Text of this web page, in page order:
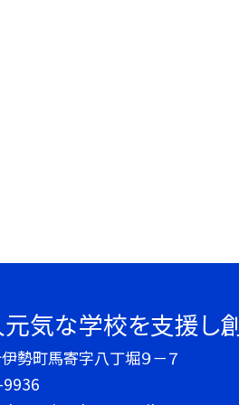
元気な学校を支援し
勢町馬寄字八丁堀９－７